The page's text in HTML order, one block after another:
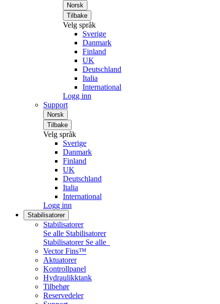
Norsk
Tilbake
Velg språk
Sverige
Danmark
Finland
UK
Deutschland
Italia
International
Logg inn
Support
Norsk
Tilbake
Velg språk
Sverige
Danmark
Finland
UK
Deutschland
Italia
International
Logg inn
Stabilisatorer
Stabilisatorer
Se alle Stabilisatorer
Stabilisatorer Se alle
Vector Fins™
Aktuatorer
Kontrollpanel
Hydraulikktank
Tilbehør
Reservedeler